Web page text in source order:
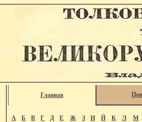
Главная
А Б В Г Д Е Ж З И Й К Л М